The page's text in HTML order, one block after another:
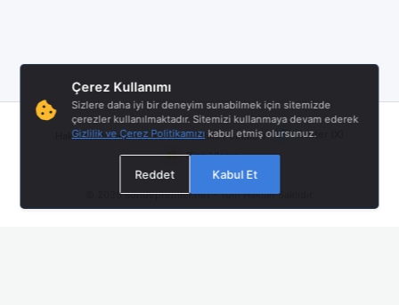
Hakkımızda|Hizmet Åartları|Gizlilik Politikası |
Twitter (X)
Bize Ulaşın
© 2026sondepremler.net- Tüm Hakları Saklıdır.
Çerez Kullanımı
Sizlere daha iyi bir deneyim sunabilmek için sitemizde
çerezler kullanılmaktadır. Sitemizi kullanmaya devam ederek
Gizlilik ve Çerez Politikamızı kabul etmiş olursunuz.
Reddet Kabul Et